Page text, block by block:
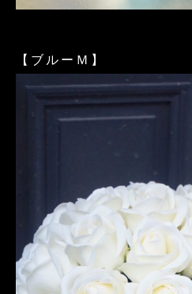
【ブルーＭ】